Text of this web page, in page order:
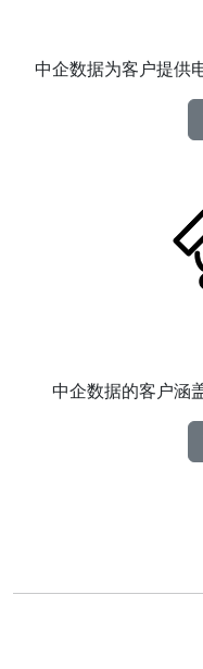
中企数据为客户提供
中企数据的客户涵